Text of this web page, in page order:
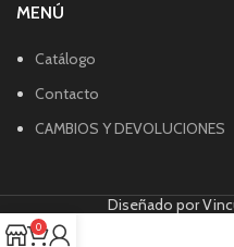
MENÚ
Catálogo
Contacto
CAMBIOS Y DEVOLUCIONES
Diseñado por
0